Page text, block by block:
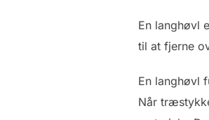
En langhøvl
til at fjerne
En langhøvl
Når